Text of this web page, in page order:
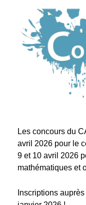
Les concours du
avril 2026 pour le
9 et 10 avril 2026
mathématiques et
Inscriptions